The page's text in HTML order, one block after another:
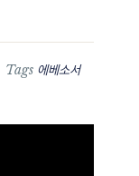
Tags 에베소서